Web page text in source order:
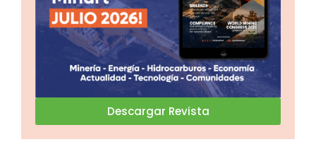
Descargar Revista